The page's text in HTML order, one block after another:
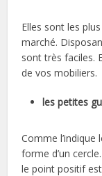
Elles sont les
marché.
sont très faciles.
de vos mobiliers.
les petites
Comme
forme d’un
le point positif